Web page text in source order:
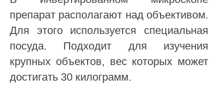
препарат располагают над объективом.
Для этого используется специальная
посуда. Подходит для изучения
крупных объектов, вес которых может
достигать 30 килограмм.